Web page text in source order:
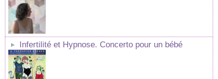
Infertilité et Hypnose. Concerto pour un bébé